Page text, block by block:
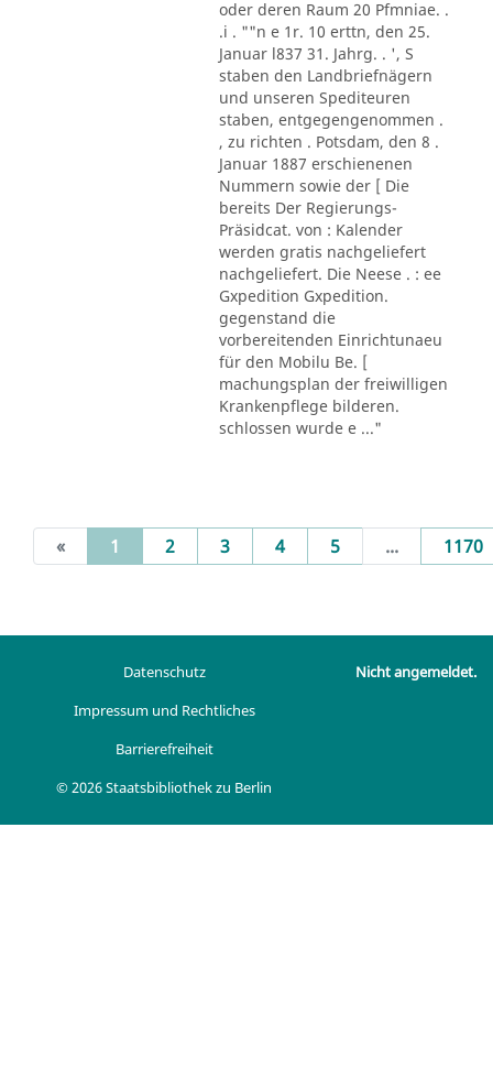
oder deren Raum 20 Pfmniae. .
.i . ""n e 1r. 10 erttn, den 25.
Januar l837 31. Jahrg. . ', S
staben den Landbriefnägern
und unseren Spediteuren
staben, entgegengenommen .
, zu richten . Potsdam, den 8 .
Januar 1887 erschienenen
Nummern sowie der [ Die
bereits Der Regierungs-
Präsidcat. von : Kalender
werden gratis nachgeliefert
nachgeliefert. Die Neese . : ee
Gxpedition Gxpedition.
gegenstand die
vorbereitenden Einrichtunaeu
für den Mobilu Be. [
machungsplan der freiwilligen
Krankenpflege bilderen.
schlossen wurde e ..."
« 1 (current)
2 3 4 5 ... 1170
Datenschutz
Impressum und Rechtliches
Barrierefreiheit
© 2026 Staatsbibliothek zu Berlin
Nicht angemeldet.